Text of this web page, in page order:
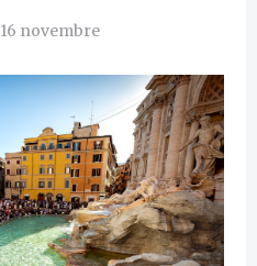
16 novembre